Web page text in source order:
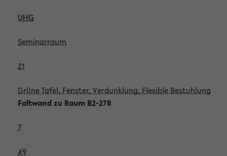
UHG
Seminarraum
21
Grüne Tafel, Fenster, Verdunklung, Flexible Bestuhlung
Faltwand zu Raum B2-278
7
49